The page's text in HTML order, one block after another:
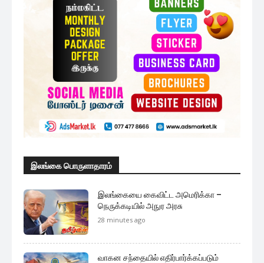
இலங்கை பொருளாதாரம்
இலங்கையை கைவிட்ட அமெரிக்கா –
நெருக்கடியில் அநுர அரசு
28 minutes ago
வாகன சந்தையில் எதிர்பார்க்கப்படும்